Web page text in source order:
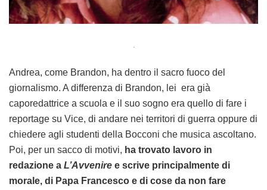
.
Andrea, come Brandon, ha dentro il sacro fuoco del
giornalismo. A differenza di Brandon, lei era già
caporedattrice a scuola e il suo sogno era quello di fare i
reportage su Vice, di andare nei territori di guerra oppure di
chiedere agli studenti della Bocconi che musica ascoltano.
Poi, per un sacco di motivi, ha trovato lavoro in
redazione a L’Avvenire e scrive principalmente di
morale, di Papa Francesco e di cose da non fare